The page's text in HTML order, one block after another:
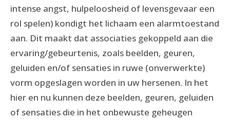
intense angst, hulpeloosheid of levensgevaar een
rol spelen) kondigt het lichaam een alarmtoestand
aan. Dit maakt dat associaties gekoppeld aan die
ervaring/gebeurtenis, zoals beelden, geuren,
geluiden en/of sensaties in ruwe (onverwerkte)
vorm opgeslagen worden in uw hersenen. In het
hier en nu kunnen deze beelden, geuren, geluiden
of sensaties die in het onbewuste geheugen